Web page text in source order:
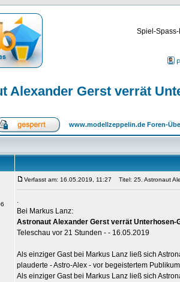
Spiel-
Alexander Gerst verrät
www.modellzeppelin.de Foren-
Verfasst am: 16.05.2019, 11:27 Titel: 25. Astronaut
.
Bei Markus Lanz:
Astronaut Alexander Gerst verrät Unterhosen-
Teleschau vor 21 Stunden - - 16.05.2019
Als einziger Gast bei Markus Lanz ließ sich
plauderte - Astro-Alex - vor begeistertem
Als einziger Gast bei Markus Lanz ließ sich